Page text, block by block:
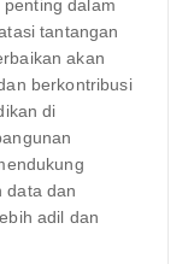
dalam
tantangan
akan
berkontribusi
di
data dan
adil dan